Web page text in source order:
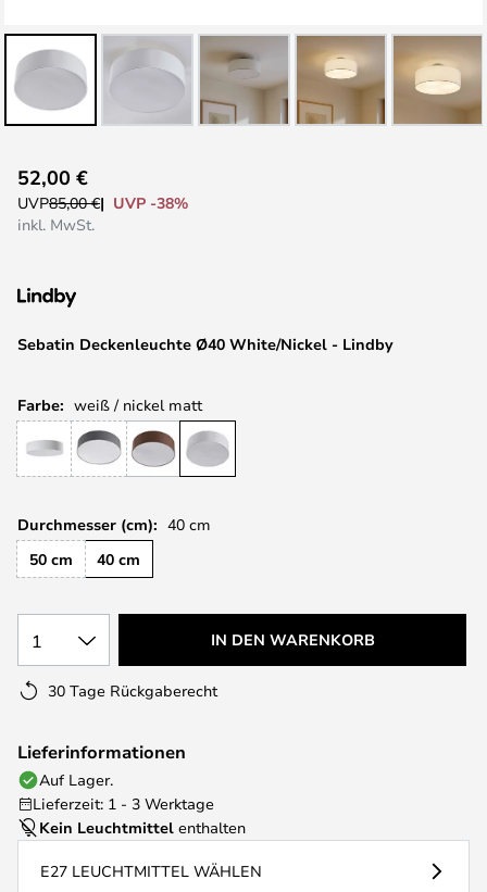
Anfang
der
Sebatin Deckenleuchte Ø40 White/Nickel - Lindby
52,00 €
UVP85,00 €
UVP -38%
inkl. MwSt.
Farbe: weiß / nickel matt
Durchmesser (cm): 40 cm
50 cm
40 cm
1 IN DEN WARENKORB
30 Tage Rückgaberecht
Lieferinformationen
Auf Lager.
Lieferzeit: 1 - 3 Werktage
Kein Leuchtmittel enthalten
E27 LEUCHTMITTEL WÄHLEN